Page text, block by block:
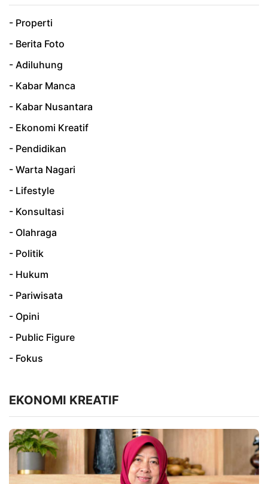
- Properti
- Berita Foto
- Adiluhung
- Kabar Manca
- Kabar Nusantara
- Ekonomi Kreatif
- Pendidikan
- Warta Nagari
- Lifestyle
- Konsultasi
- Olahraga
- Politik
- Hukum
- Pariwisata
- Opini
- Public Figure
- Fokus
EKONOMI KREATIF